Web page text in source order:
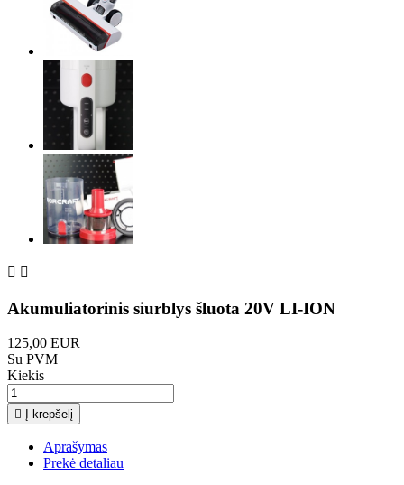
 
Akumuliatorinis siurblys šluota 20V LI-ION
125,00 EUR
Su PVM
Kiekis
 Į krepšelį
Aprašymas
Prekė detaliau